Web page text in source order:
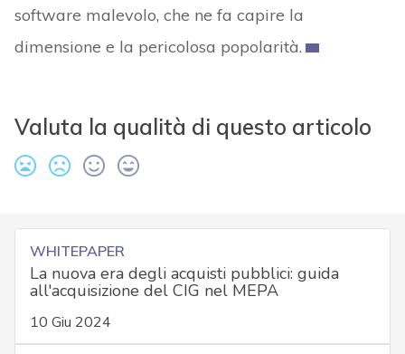
software malevolo, che ne fa capire la
dimensione e la pericolosa popolarità.
Valuta la qualità di questo articolo
WHITEPAPER
La nuova era degli acquisti pubblici: guida
all'acquisizione del CIG nel MEPA
10 Giu 2024